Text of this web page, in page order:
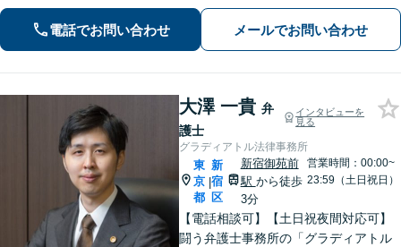
貫きます。離婚・刑事事件・相続など
何でもご相談ください。
電話でお問い合わせ メールでお問い合わせ
大澤 一貴 弁
護士
インタビューを
見る
グラディアトル法律事務所
東
京
都
|
新
宿
区
新宿御苑前
駅 から徒歩
3分
営業時間：00:00~
23:59（土日祝日）
【電話相談可】【土日祝夜間対応可】
闘う弁護士事務所の「グラディアトル